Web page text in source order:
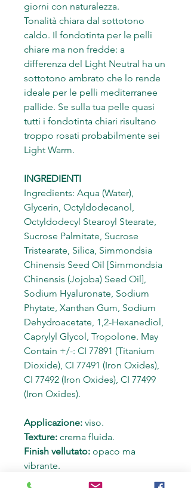
giorni con naturalezza.
Tonalità chiara dal sottotono
caldo. Il fondotinta per le pelli
chiare ma non fredde: a
differenza del Light Neutral ha un
sottotono ambrato che lo rende
ideale per le pelli mediterranee
pallide. Se sulla tua pelle quasi
tutti i fondotinta chiari risultano
troppo rosati probabilmente sei
Light Warm.
INGREDIENTI
Ingredients: Aqua (Water),
Glycerin, Octyldodecanol,
Octyldodecyl Stearoyl Stearate,
Sucrose Palmitate, Sucrose
Tristearate, Silica, Simmondsia
Chinensis Seed Oil [Simmondsia
Chinensis (Jojoba) Seed Oil],
Sodium Hyaluronate, Sodium
Phytate, Xanthan Gum, Sodium
Dehydroacetate, 1,2-Hexanediol,
Caprylyl Glycol, Tropolone. May
Contain +/-: CI 77891 (Titanium
Dioxide), CI 77491 (Iron Oxides),
CI 77492 (Iron Oxides), CI 77499
(Iron Oxides).
Applicazione: viso.
Texture: crema fluida.
Finish vellutato: opaco ma
vibrante.
Confezione:
tubo da 30 ml.